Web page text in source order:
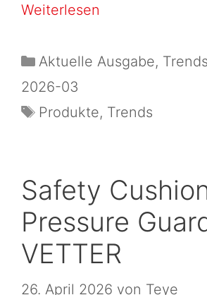
Weiterlesen
Aktuelle Ausgabe, Trends
2026-03
Produkte, Trends
Safety
Pressure
VETTER
26. April 2026 von Teye